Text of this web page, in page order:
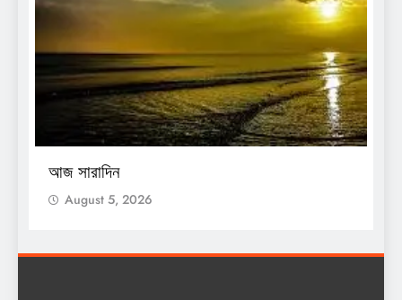
আজ সারাদিন
August 5, 2026